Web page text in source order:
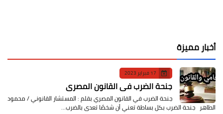
أخبار مميزة
17 فبراير 2023
جنحة الضرب في القانون المصري
جنحة الضرب في القانون المصري بقلم : المستشار القانوني / محمود
الطاهر جنحة الضرب بكل بساطة تعني أن شخصًا تعدى بالضرب…